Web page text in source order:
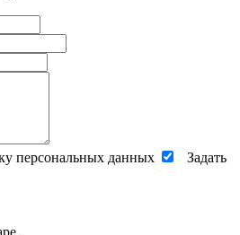
персональных данных
Задать